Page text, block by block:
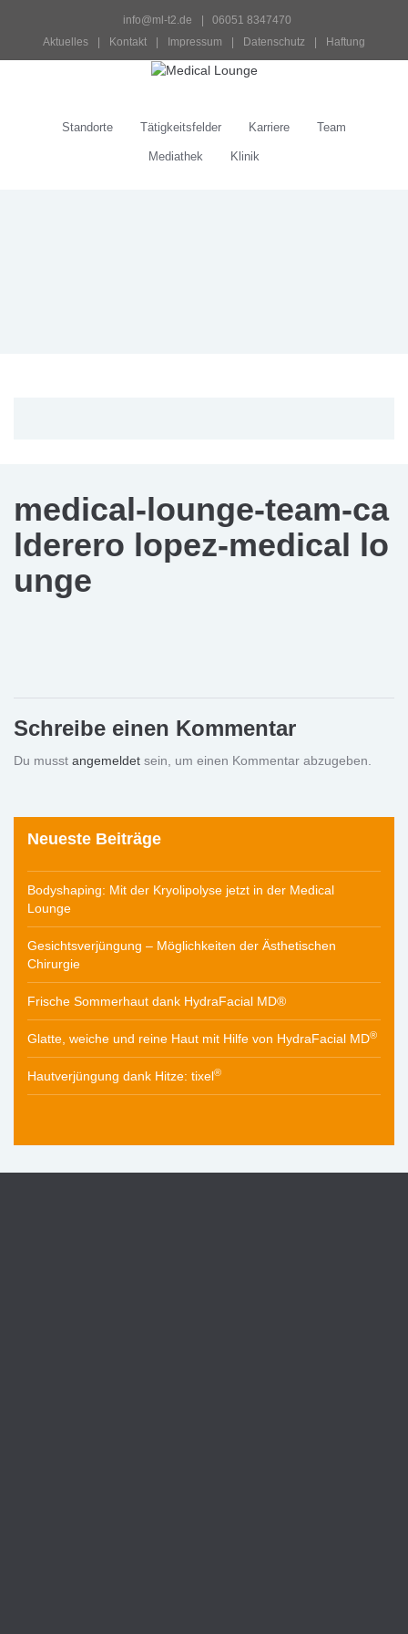
info@ml-t2.de
|   06051 8347470
Aktuelles
Kontakt Impressum Datenschutz Haftung
Standorte Tätigkeitsfelder Karriere Team
Mediathek Klinik
medical-lounge-team-ca
lderero lopez-medical lo
unge
Schreibe einen Kommentar
Du musst angemeldet sein, um einen Kommentar abzugeben.
Neueste Beiträge
Bodyshaping: Mit der Kryolipolyse jetzt in der Medical
Lounge
Gesichtsverjüngung – Möglichkeiten der Ästhetischen
Chirurgie
Frische Sommerhaut dank HydraFacial MD®
Glatte, weiche und reine Haut mit Hilfe von HydraFacial MD®
Hautverjüngung dank Hitze: tixel®